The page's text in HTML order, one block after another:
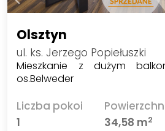
Olsztyn
ul. ks. Jerzego Popiełuszki
Mieszkanie z dużym
os.Belweder
Liczba pokoi
1
34,58 m2